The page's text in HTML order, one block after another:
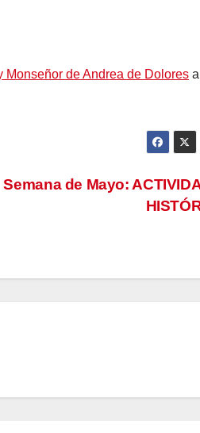
Monseñor de Andrea de Dolores
Semana de Mayo: